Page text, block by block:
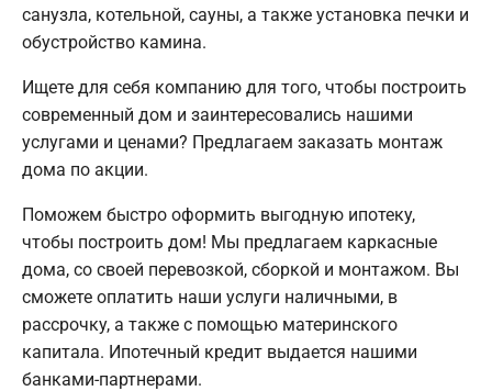
санузла, котельной, сауны, а также установка печки и
обустройство камина.
Ищете для себя компанию для того, чтобы построить
современный дом и заинтересовались нашими
услугами и ценами? Предлагаем заказать монтаж
дома по акции.
Поможем быстро оформить выгодную ипотеку,
чтобы построить дом! Мы предлагаем каркасные
дома, со своей перевозкой, сборкой и монтажом. Вы
сможете оплатить наши услуги наличными, в
рассрочку, а также с помощью материнского
капитала. Ипотечный кредит выдается нашими
банками-партнерами.